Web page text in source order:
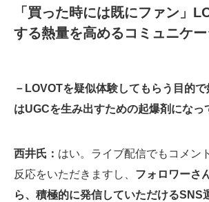
「買った時には既にファン」
する熱量を高めるコミュニケ
－LOVOTを疑似体験してもらう目的
はUGCを生み出すための起爆剤になっ
西井氏： はい。ライブ配信でもコメン
反応をいただきますし、 フォロワーさ
ら、積極的に発信していただけるSNS